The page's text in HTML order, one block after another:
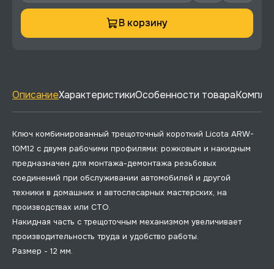
В корзину
ОписаниеХарактеристикиОсобенности товара
Ключ комбинированный трещоточный короткий Licota ARW-
10M12 с двумя рабочими профилями: рожковым и накидным
предназначен для монтажа-демонтажа резьбовых
соединений при обслуживании автомобилей и другой
техники в домашних и автослесарных мастерских, на
производствах или СТО.
Накидная часть с трещоточным механизмом увеличивает
производительность труда и удобство работы.
Размер - 12 мм.